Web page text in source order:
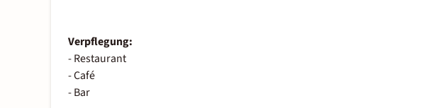
Verpflegung:
- Restaurant
- Café
- Bar